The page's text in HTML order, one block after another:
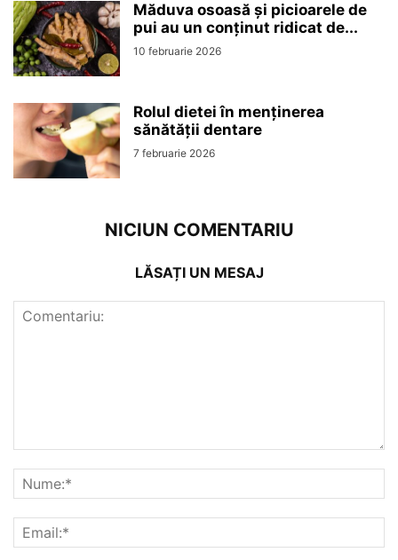
Măduva osoasă și picioarele de
pui au un conținut ridicat de...
10 februarie 2026
Rolul dietei în menținerea
sănătății dentare
7 februarie 2026
NICIUN COMENTARIU
LĂSAȚI UN MESAJ